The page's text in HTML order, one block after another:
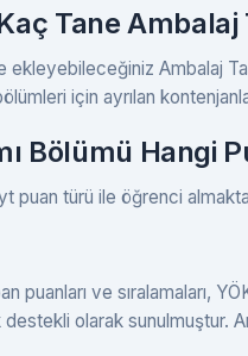
Tane Ambalaj
ekleyebileceğiniz Ambalaj
için ayrılan
Bölümü Hangi
puan türü ile öğrenci
puanları ve sıralamaları,
olarak sunulmuştur.